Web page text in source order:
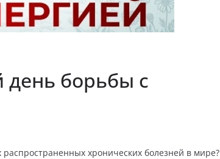
борьбы с
хронических болезней в мире?